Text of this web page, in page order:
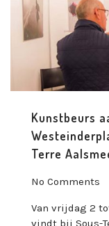
Kunstbeurs
Terre
No Comments
Van vrijdag 2
vindt bij Sous-